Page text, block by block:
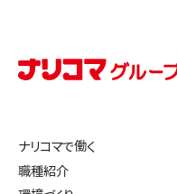
ナリコマで働く
職種紹介